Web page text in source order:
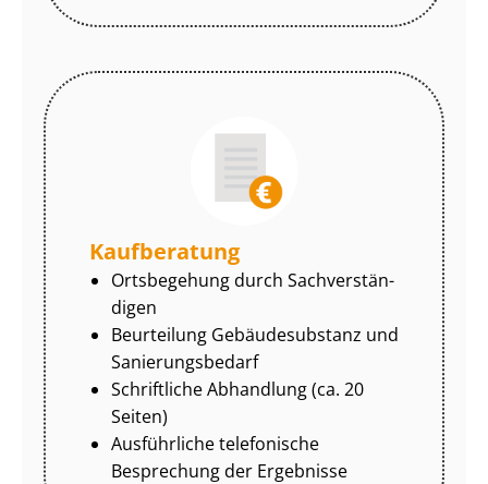
Kaufberatung
Ortsbegehung durch Sach­ver­stän­
di­gen
Beurteilung Gebäudesubstanz und
Sa­nie­rungs­be­darf
Schriftliche Abhandlung (ca. 20
Seiten)
Ausführliche telefonische
Besprechung der Ergebnisse